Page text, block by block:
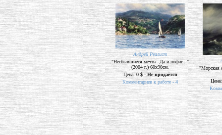
Андрей Реалист
"Несбывшиеся мечты. Да и пофиг..."
(2004 г.) 60х90см.
Цена:0 $ - Не продаётся
Комментариев к работе - 4
"Морская